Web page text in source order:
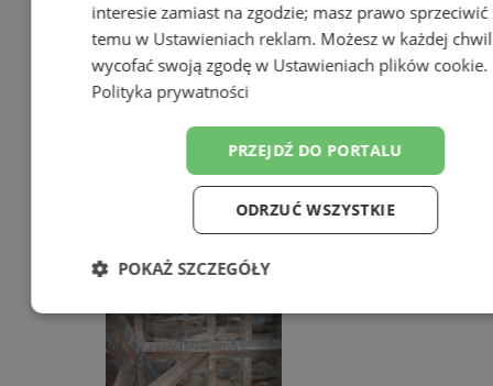
Poradnia leczenia ran
przewlekłych - skuteczna terapia
trudno gojących się ran |
Świętochłowice
interesie zamiast na zgodzie; masz prawo sprzeciwić
temu w Ustawieniach reklam. Możesz w każdej
wycofać swoją zgodę w Ustawieniach plików cookie.
Polityka prywatności
PRZEJDŹ DO PORTALU
ODRZUĆ WSZYSTKIE
POKAŻ SZCZEGÓŁY
Niezbędne Wydajność